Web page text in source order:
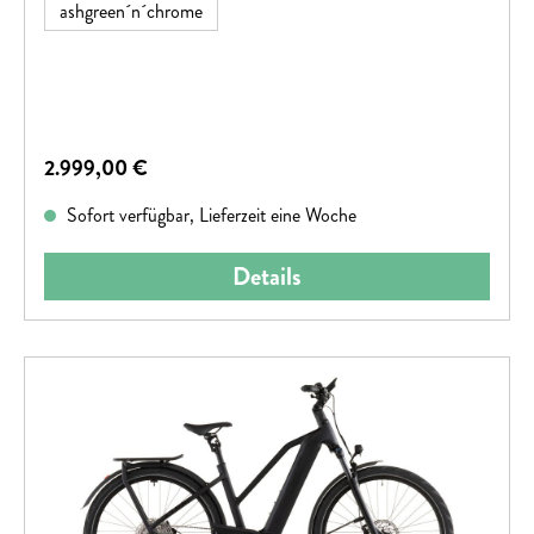
ashgreen´n´chrome
Regulärer Preis:
2.999,00 €
Sofort verfügbar, Lieferzeit eine Woche
Details